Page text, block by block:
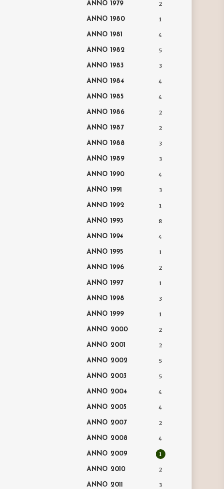
ANNO 1979 2
ANNO 1980 1
ANNO 1981 4
ANNO 1982 5
ANNO 1983 3
ANNO 1984 4
ANNO 1985 4
ANNO 1986 2
ANNO 1987 2
ANNO 1988 3
ANNO 1989 3
ANNO 1990 4
ANNO 1991 3
ANNO 1992 1
ANNO 1993 8
ANNO 1994 4
ANNO 1995 1
ANNO 1996 2
ANNO 1997 1
ANNO 1998 3
ANNO 1999 1
ANNO 2000 2
ANNO 2001 2
ANNO 2002 5
ANNO 2003 5
ANNO 2004 4
ANNO 2005 4
ANNO 2007 2
ANNO 2008 4
ANNO 2009 1
ANNO 2010 2
ANNO 2011 3